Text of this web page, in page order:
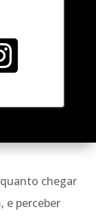
chegar
e perceber